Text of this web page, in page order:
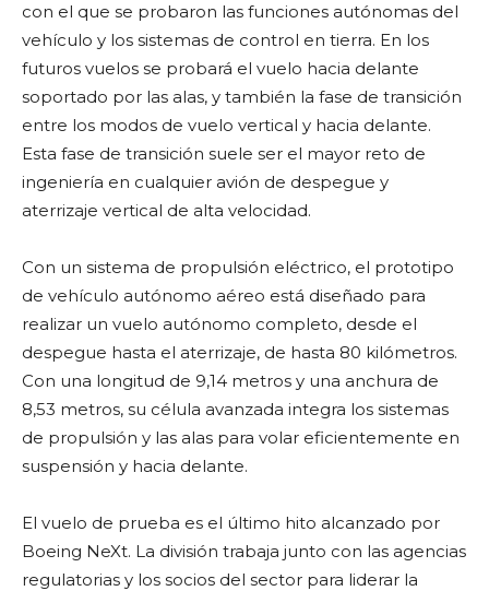
con el que se probaron las funciones autónomas del
vehículo y los sistemas de control en tierra. En los
futuros vuelos se probará el vuelo hacia delante
soportado por las alas, y también la fase de transición
entre los modos de vuelo vertical y hacia delante.
Esta fase de transición suele ser el mayor reto de
ingeniería en cualquier avión de despegue y
aterrizaje vertical de alta velocidad.
Con un sistema de propulsión eléctrico, el prototipo
de vehículo autónomo aéreo está diseñado para
realizar un vuelo autónomo completo, desde el
despegue hasta el aterrizaje, de hasta 80 kilómetros.
Con una longitud de 9,14 metros y una anchura de
8,53 metros, su célula avanzada integra los sistemas
de propulsión y las alas para volar eficientemente en
suspensión y hacia delante.
El vuelo de prueba es el último hito alcanzado por
Boeing NeXt. La división trabaja junto con las agencias
regulatorias y los socios del sector para liderar la